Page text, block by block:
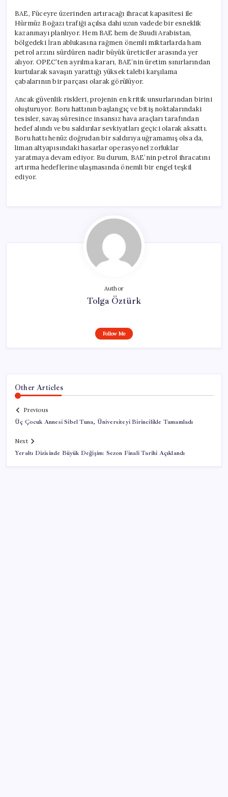
BAE, Füceyre üzerinden artıracağı ihracat kapasitesi ile
Hürmüz Boğazı trafiği açılsa dahi uzun vadede bir esneklik
kazanmayı planlıyor. Hem BAE hem de Suudi Arabistan,
bölgedeki İran ablukasına rağmen önemli miktarlarda ham
petrol arzını sürdüren nadir büyük üreticiler arasında yer
alıyor. OPEC’ten ayrılma kararı, BAE’nin üretim sınırlarından
kurtularak savaşın yarattığı yüksek talebi karşılama
çabalarının bir parçası olarak görülüyor.
Ancak güvenlik riskleri, projenin en kritik unsurlarından birini
oluşturuyor. Boru hattının başlangıç ve bitiş noktalarındaki
tesisler, savaş süresince insansız hava araçları tarafından
hedef alındı ve bu saldırılar sevkiyatları geçici olarak aksattı.
Boru hattı henüz doğrudan bir saldırıya uğramamış olsa da,
liman altyapısındaki hasarlar operasyonel zorluklar
yaratmaya devam ediyor. Bu durum, BAE’nin petrol ihracatını
artırma hedeflerine ulaşmasında önemli bir engel teşkil
ediyor.
Author
Tolga Öztürk
Follow Me
Other Articles
Previous
Üç Çocuk Annesi Sibel Tuna, Üniversiteyi Birincilikle Tamamladı
Next
Yeraltı Dizisinde Büyük Değişim: Sezon Finali Tarihi Açıklandı